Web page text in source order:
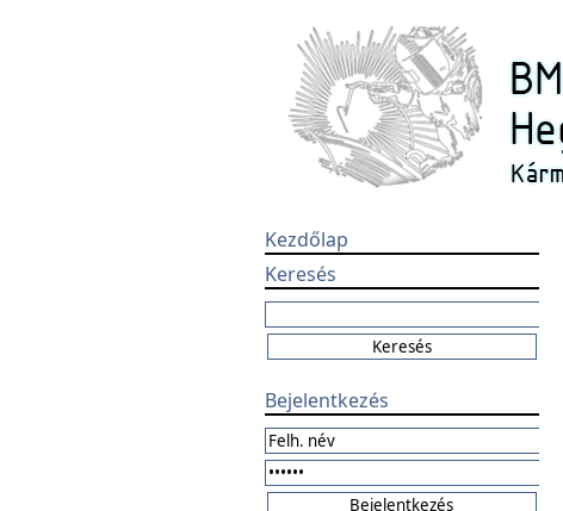
Kezdőlap
Keresés
Bejelentkezés